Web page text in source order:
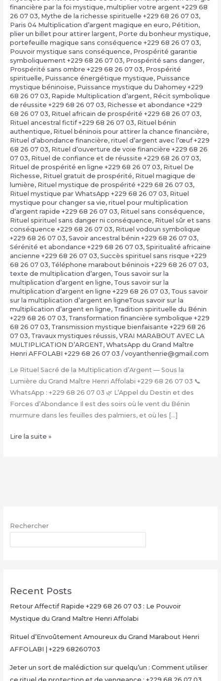
financière par la foi mystique, multiplier votre argent +229 68
26 07 03, Mythe de la richesse spirituelle +229 68 26 07 03,
Paris 04 Multiplication d’argent magique en euro, Pétition,
plier un billet pour attirer largent, Porte du bonheur mystique,
portefeuille magique sans conséquence +229 68 26 07 03,
Pouvoir mystique sans conséquence, Prospérité garantie
symboliquement +229 68 26 07 03, Prospérité sans danger,
Prospérité sans ombre +229 68 26 07 03, Prospérité
spirituelle, Puissance énergétique mystique, Puissance
mystique béninoise, Puissance mystique du Dahomey +229
68 26 07 03, Rapide Multiplication d’argent, Récit symbolique
de réussite +229 68 26 07 03, Richesse et abondance +229
68 26 07 03, Rituel africain de prospérité +229 68 26 07 03,
Rituel ancestral fictif +229 68 26 07 03, Rituel bénin
authentique, Rituel béninois pour attirer la chance financière,
Rituel d’abondance financière, rituel d’argent avec l’œuf +229
68 26 07 03, Rituel d’ouverture de voie financière +229 68 26
07 03, Rituel de confiance et de réussite +229 68 26 07 03,
Rituel de prospérité en ligne +229 68 26 07 03, Rituel De
Richesse, Rituel gratuit de prospérité, Rituel magique de
lumière, Rituel mystique de prospérité +229 68 26 07 03,
Rituel mystique par WhatsApp +229 68 26 07 03, Rituel
mystique pour changer sa vie, rituel pour multiplication
d’argent rapide +229 68 26 07 03, Rituel sans conséquence,
Rituel spirituel sans danger ni conséquence, Rituel sûr et sans
conséquence +229 68 26 07 03, Rituel vodoun symbolique
+229 68 26 07 03, Savoir ancestral bénin +229 68 26 07 03,
Sérénité et abondance +229 68 26 07 03, Spiritualité africaine
ancienne +229 68 26 07 03, Succès spirituel sans risque +229
68 26 07 03, Téléphone marabout béninois +229 68 26 07 03,
texte de multiplication d’argen, Tous savoir sur la
multiplication d’argent en ligne, Tous savoir sur la
multiplication d’argent en ligne +229 68 26 07 03, Tous savoir
sur la multiplication d’argent en ligneTous savoir sur la
multiplication d’argent en ligne, Tradition spirituelle du Bénin
+229 68 26 07 03, Transformation financière symbolique +229
68 26 07 03, Transmission mystique bienfaisante +229 68 26
07 03, Travaux mystiques réussis, VRAI MARABOUT AVEC LA
MULTIPLICATION D’ARGENT, WhatsApp du Grand Maître
Henri AFFOLABI +229 68 26 07 03 /voyanthenrie@gmail.com
Le Rituel Sacré de la Multiplication d’Argent — Sous la
Lumière du Grand Maître Henri Affolabi +229 68 26 07 03 📞
WhatsApp : +229 68 26 07 03 🌿 L’Appel du Destin et des
Forces d’Abondance Il est des soirs où le vent du Bénin
murmure dans les feuilles des palmiers, et où les […]
La
Henri
–
et
Ultra-
Rapide
Multiplier
Votre
Lire la suite »
Rechercher
Recent Posts
Retour Affectif Rapide +229 68 26 07 03 : Le Pouvoir
Mystique du Grand Maître Henri Affolabi
Rituel d’Envoûtement Amoureux du Grand Marabout Henri
AFFOLABI | +229 68260703
Jeter un sort de malédiction sur quelqu’un : Comment utiliser